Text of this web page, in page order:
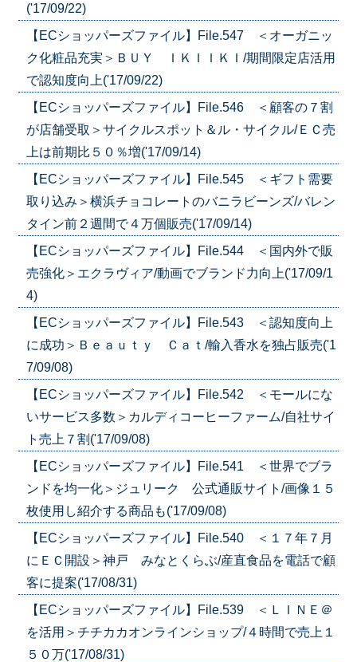
('17/09/22)
【ECショッパーズファイル】File.547 ＜オーガニッ
ク化粧品充実＞ＢＵＹ ＩＫＩＩＫＩ/期間限定店活用
で認知度向上('17/09/22)
【ECショッパーズファイル】File.546 ＜顧客の７割
が店舗受取＞サイクルスポット＆ル・サイクル/ＥＣ売
上は前期比５０％増('17/09/14)
【ECショッパーズファイル】File.545 ＜ギフト需要
取り込み＞横浜チョコレートのバニラビーンズ/バレン
タイン前２週間で４万個販売('17/09/14)
【ECショッパーズファイル】File.544 ＜国内外で販
売強化＞エクラヴィア/動画でブランド力向上('17/09/1
4)
【ECショッパーズファイル】File.543 ＜認知度向上
に成功＞Ｂｅａｕｔｙ Ｃａｔ/輸入香水を独占販売('1
7/09/08)
【ECショッパーズファイル】File.542 ＜モールにな
いサービス多数＞カルディコーヒーファーム/自社サイ
ト売上７割('17/09/08)
【ECショッパーズファイル】File.541 ＜世界でブラ
ンドを均一化＞ジュリーク 公式通販サイト/画像１５
枚使用し紹介する商品も('17/09/08)
【ECショッパーズファイル】File.540 ＜１７年７月
にＥＣ開設＞神戸 みなとくらぶ/産直食品を電話で顧
客に提案('17/08/31)
【ECショッパーズファイル】File.539 ＜ＬＩＮＥ＠
を活用＞チチカカオンラインショップ/４時間で売上１
５０万('17/08/31)